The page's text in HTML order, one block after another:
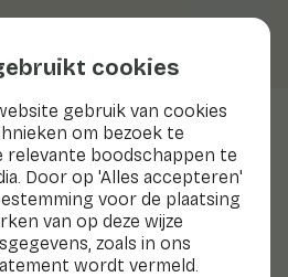
cookies
gebruik van cookies
om bezoek te
relevante boodschappen te
Door op 'Alles accepteren'
voor de plaatsing
van op deze wijze
zoals in ons
wordt vermeld.
stel je een complete
samen met
en fruit in de